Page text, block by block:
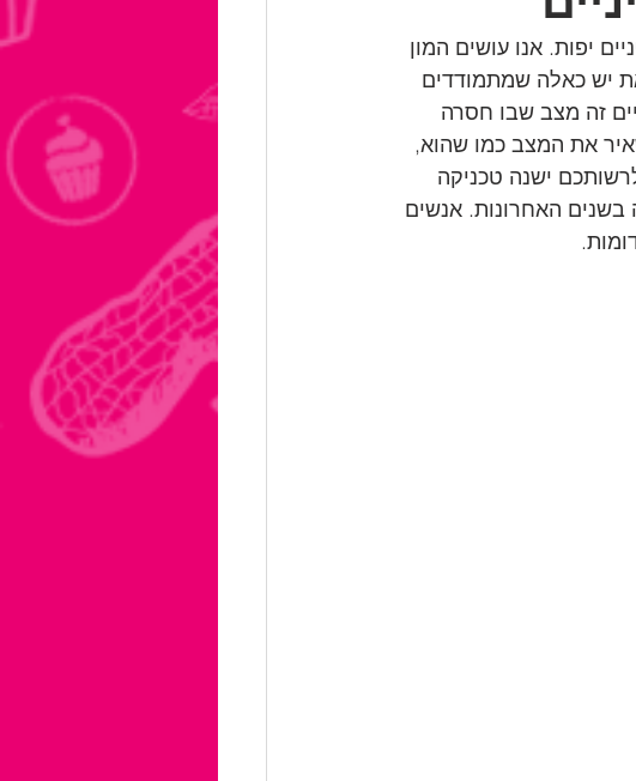
יפות. אנו עושים המון
יש כאלה שמתמודדים
זה מצב שבו חסרה
את המצב כמו שהוא,
ישנה טכניקה
האחרונות. אנשים